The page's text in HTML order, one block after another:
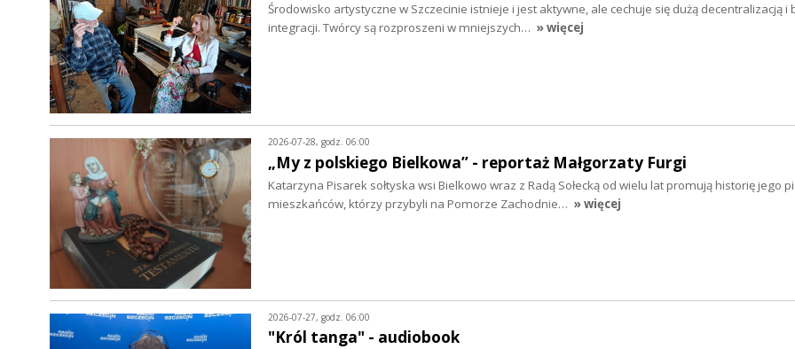
Środowisko artystyczne w Szczecinie istnieje i jest aktywne, ale cechuje się dużą decentralizacją i
integracji. Twórcy są rozproszeni w mniejszych… » więcej
2026-07-28, godz. 06:00
„My z polskiego Bielkowa” - reportaż Małgorzaty Furgi
Katarzyna Pisarek sołtyska wsi Bielkowo wraz z Radą Sołecką od wielu lat promują historię jego
mieszkańców, którzy przybyli na Pomorze Zachodnie… » więcej
2026-07-27, godz. 06:00
"Król tanga" - audiobook